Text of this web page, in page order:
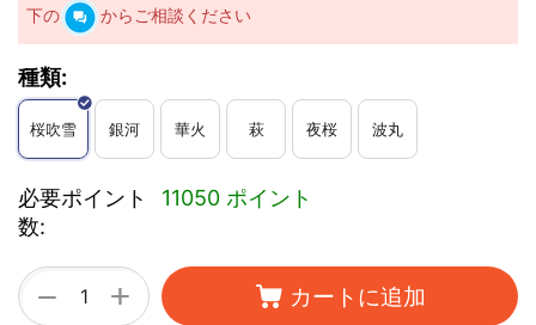
下の
からご相談ください
種類:
桜吹雪 銀河 華火 萩 夜桜 波丸
必要ポイント
数:
11050 ポイント
+
− カートに追加